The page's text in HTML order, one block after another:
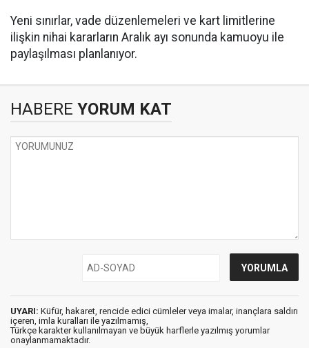
Yeni sınırlar, vade düzenlemeleri ve kart limitlerine
ilişkin nihai kararların Aralık ayı sonunda kamuoyu ile
paylaşılması planlanıyor.
HABERE YORUM KAT
UYARI: Küfür, hakaret, rencide edici cümleler veya imalar, inançlara saldırı
içeren, imla kuralları ile yazılmamış,
Türkçe karakter kullanılmayan ve büyük harflerle yazılmış yorumlar
onaylanmamaktadır.